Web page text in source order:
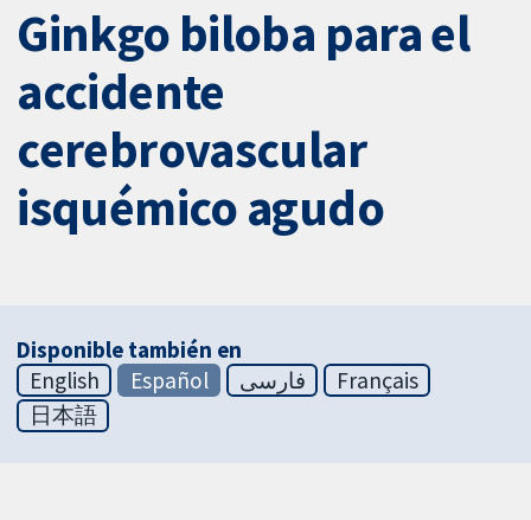
Ginkgo biloba para el
accidente
cerebrovascular
isquémico agudo
Disponible también en
English
Español فارسی
Français
日本語